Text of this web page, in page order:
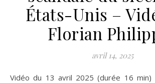
États-Unis –
Florian
avril 14, 2025
Vidéo du 13 avril 2025 (durée 16 min) : Source : YT de